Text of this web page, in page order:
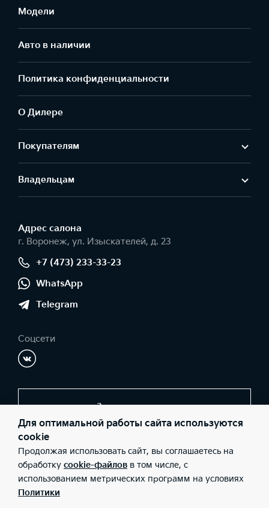
Модели
Авто в наличии
Политика конфиденциальности
О Дилере
Покупателям
Владельцам
Адрес салонa
г. Воронеж, ул. Изыскателей, д. 23
+7 (473) 233-33-23
WhatsApp
Telegram
Соцсети
Заказать звонок
© 2026 Юридические лица ООО "СОКРАТ СПБ" (Фактический
адрес: г. Воронеж, ул. Изыскателей, д. 23; Телефон: +7 (473) 233-
33-23; ИНН: 3662075500; ОГРН: 1183668006873), ООО «Киа
Россия и СНГ» (Фактический адрес: г.Москва, Валовая 26;
Телефон: 8 800 301 08 80; ИНН: 7728674093; ОГРН:
5087746291760) ведут деятельность на территории РФ в
Для оптимальной работы сайта используются
cookie
Продолжая использовать сайт, вы соглашаетесь на
обработку cookie-файлов в том числе, с
использованием метрических программ на условиях
Политики